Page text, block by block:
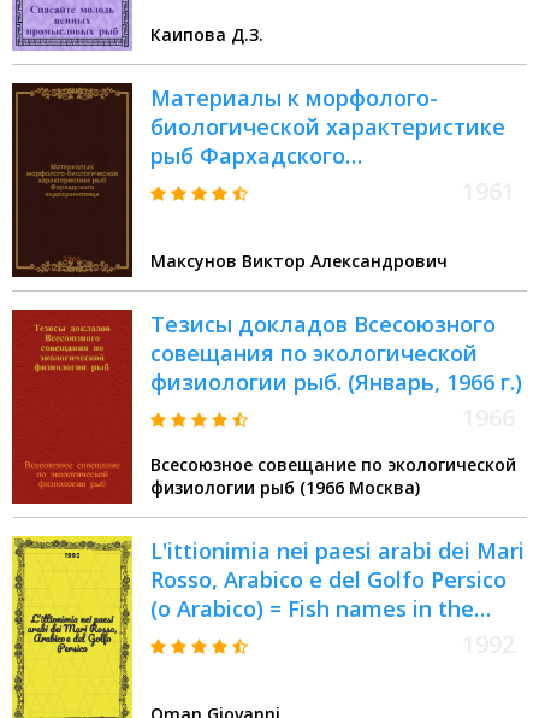
Каипова Д.З.
Материалы к морфолого-
биологической характеристике
рыб Фархадского
водохранилища
Максунов Виктор Александрович
Тезисы докладов Всесоюзного
совещания по экологической
физиологии рыб. (Январь, 1966 г.)
Всесоюзное совещание по экологической
физиологии рыб (1966 Москва)
L'ittionimia nei paesi arabi dei Mari
Rosso, Arabico e del Golfo Persico
(o Arabico) = Fish names in the
Arab countries of the Red and